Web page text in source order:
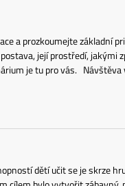
a prozkoumejte základní
její prostředí, jakými
je tu pro vás.
dětí učit se je skrze